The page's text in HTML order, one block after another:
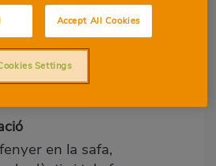
la farina amb la
triturada templada.
safa.
en la safa,
Accept All Cookies
Settings